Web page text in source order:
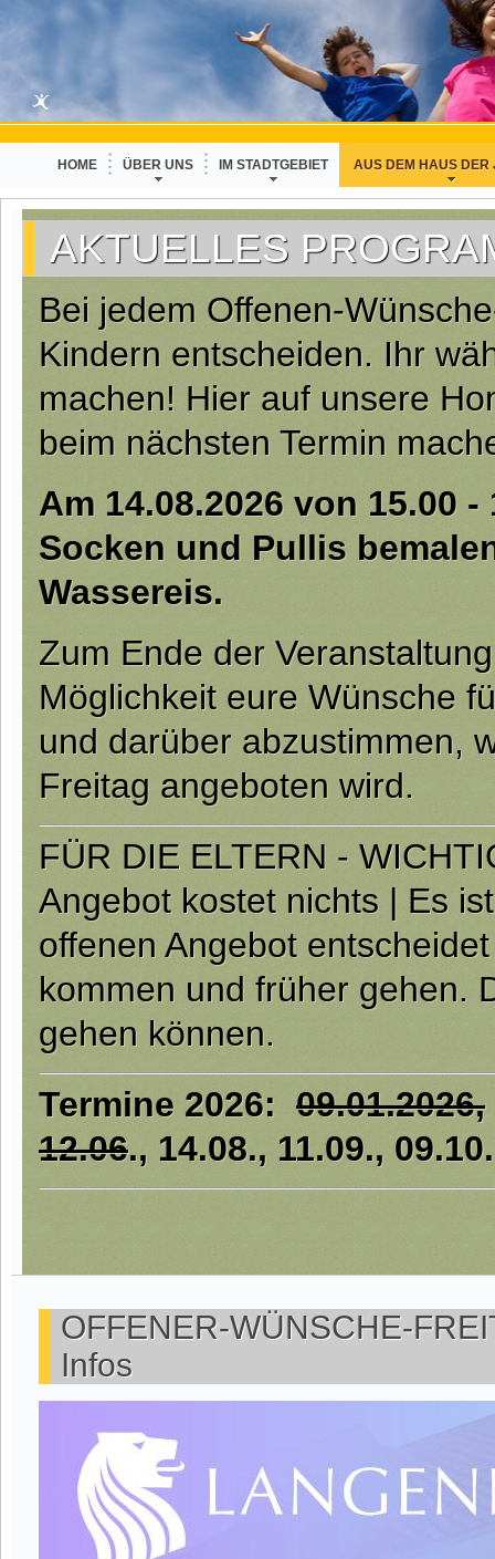
HOME ÜBER UNS IM STADTGEBIET AUS DEM HAUS DER
AKTUELLES
Bei jedem Offenen-
Kindern entscheiden. Ihr
machen! Hier auf unsere
beim nächsten Termin
Am 14.08.2026 von 15.00
Socken und Pullis
Wassereis.
Zum Ende der
Möglichkeit eure Wünsche
und darüber abzustimmen,
Freitag angeboten wird.
FÜR DIE ELTERN -
Angebot kostet nichts | Es
offenen Angebot
kommen und früher gehen.
gehen können.
Termine 2026: 09.01.2026,
12.06., 14.08., 11.09.,
OFFENER-WÜNSCHE-
Infos